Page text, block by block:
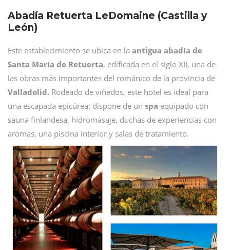
Abadía Retuerta LeDomaine (Castilla y
León)
Este establecimiento se ubica en la antigua abadía de
Santa María de Retuerta, edificada en el siglo XII, una de
las obras más importantes del románico de la provincia de
Valladolid. Rodeado de viñedos, este hotel es ideal para
una escapada epicúrea: dispone de un spa equipado con
sauna finlandesa, hidromasaje, duchas de experiencias con
aromas, una piscina interior y salas de tratamiento.